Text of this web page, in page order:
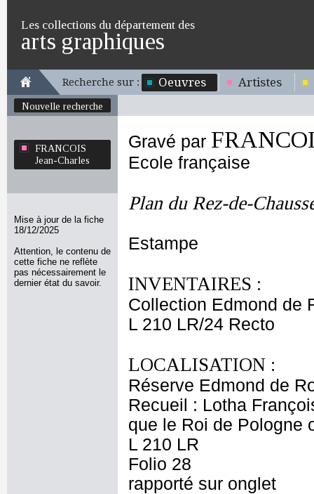
Les collections du département des
arts graphiques
Recherche sur : Oeuvres Artistes
Nouvelle recherche
FRANCOIS
Jean-Charles
Mise à jour de la fiche
18/12/2025
Attention, le contenu de
cette fiche ne reflète
pas nécessairement le
dernier état du savoir.
Gravé par
Ecole française
Plan du Rez-de-
Estampe
INVENTAIRES :
Collection Edmond de
L 210 LR/24 Recto
LOCALISATION :
Réserve Edmond de
Recueil : Lotha
que le Roi de Pologne
L 210 LR
Folio 28
rapporté sur onglet